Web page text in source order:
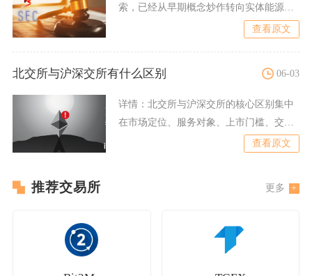
索，已经从早期概念炒作转向实体能源场
景深度商业化，点对点电力交
查看原文
北交所与沪深交所有什么区别 06-03
详情： 北交所与沪深交所的核心区别集中
在市场定位、服务对象、上市门槛、交易
查看原文
推荐交易所 更多